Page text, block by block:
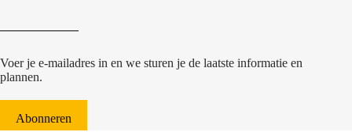
Voer je e-mailadres in en we sturen je de laatste informatie en
plannen.
Abonneren